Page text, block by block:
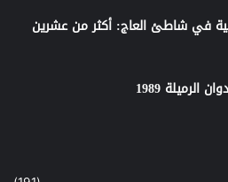
في شاطئ العاج: أكثر من عشرين
1989